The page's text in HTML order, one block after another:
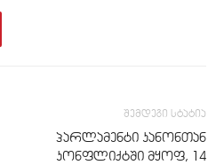
შემდეგი სტატია
პარლამენტი კანონთან
კონფლიქტში მყოფ, 14